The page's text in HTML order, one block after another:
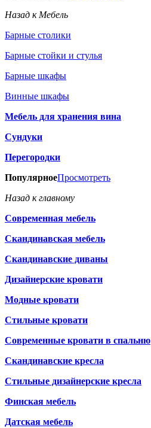
Назад к Мебель
Барные столики
Барные стойки и стулья
Барные шкафы
Винные шкафы
Мебель для хранения вина
Сундуки
Перегородки
ПопулярноеПросмотреть
Назад к главному
Современная мебель
Скандинавская мебель
Скандинавские диваны
Дизайнерские кровати
Модные кровати
Стильные кровати
Современные кровати в спальню
Скандинавские кресла
Стильные дизайнерские кресла
Финская мебель
Датская мебель